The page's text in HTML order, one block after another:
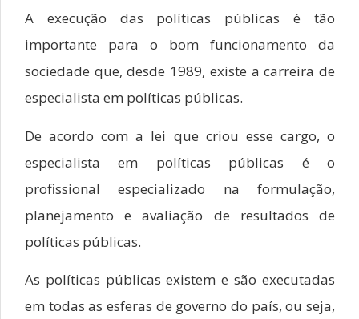
A execução das políticas públicas é tão
importante para o bom funcionamento da
sociedade que, desde 1989, existe a carreira de
especialista em políticas públicas.
De acordo com a lei que criou esse cargo, o
especialista em políticas públicas é o
profissional especializado na formulação,
planejamento e avaliação de resultados de
políticas públicas.
As políticas públicas existem e são executadas
em todas as esferas de governo do país, ou seja,